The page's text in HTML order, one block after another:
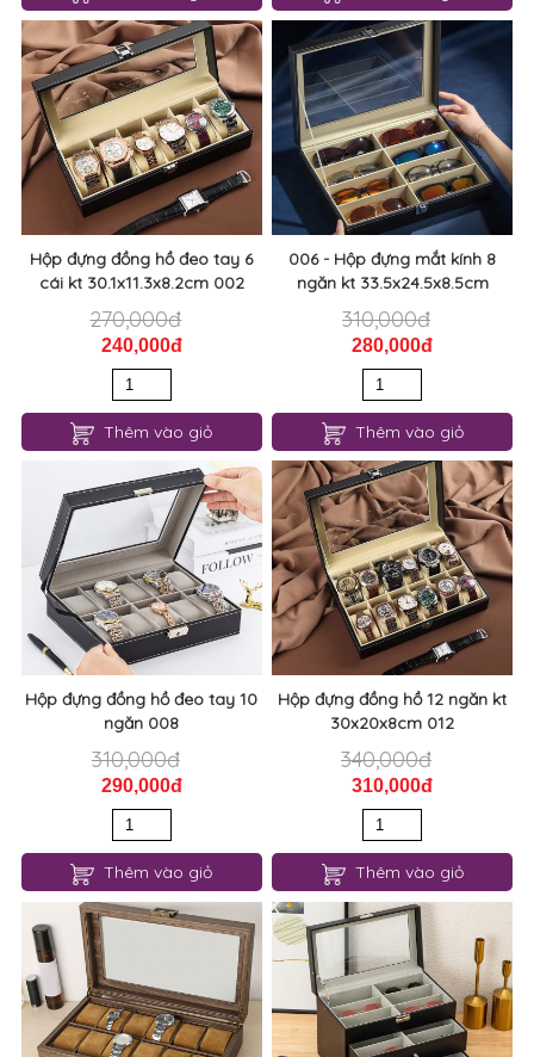
Hộp đựng đồng hồ đeo tay 6
cái kt 30.1x11.3x8.2cm 002
270,000đ
240,000đ
Thêm vào giỏ
006 - Hộp đựng mắt kính 8
ngăn kt 33.5x24.5x8.5cm
310,000đ
280,000đ
Thêm vào giỏ
Hộp đựng đồng hồ đeo tay 10
ngăn 008
310,000đ
290,000đ
Thêm vào giỏ
Hộp đựng đồng hồ 12 ngăn kt
30x20x8cm 012
340,000đ
310,000đ
Thêm vào giỏ